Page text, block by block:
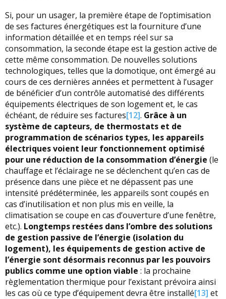
Si, pour un usager, la première étape de l’optimisation
de ses factures énergétiques est la fourniture d’une
information détaillée et en temps réel sur sa
consommation, la seconde étape est la gestion active de
cette même consommation. De nouvelles solutions
technologiques, telles que la domotique, ont émergé au
cours de ces dernières années et permettent à l’usager
de bénéficier d’un contrôle automatisé des différents
équipements électriques de son logement et, le cas
échéant, de réduire ses factures[12]. Grâce à un
système de capteurs, de thermostats et de
programmation de scénarios types, les appareils
électriques voient leur fonctionnement optimisé
pour une réduction de la consommation d’énergie (le
chauffage et l’éclairage ne se déclenchent qu’en cas de
présence dans une pièce et ne dépassent pas une
intensité prédéterminée, les appareils sont coupés en
cas d’inutilisation et non plus mis en veille, la
climatisation se coupe en cas d’ouverture d’une fenêtre,
etc.). Longtemps restées dans l’ombre des solutions
de gestion passive de l’énergie (isolation du
logement), les équipements de gestion active de
l’énergie sont désormais reconnus par les pouvoirs
publics comme une option viable : la prochaine
règlementation thermique pour l’existant prévoira ainsi
les cas où ce type d’équipement devra être installé[13] et